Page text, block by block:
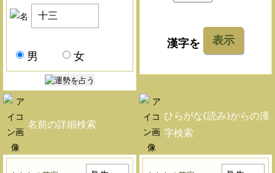
男 女
漢字を 表示
名前の詳細検索
ひらがな(読み)からの漢
字検索